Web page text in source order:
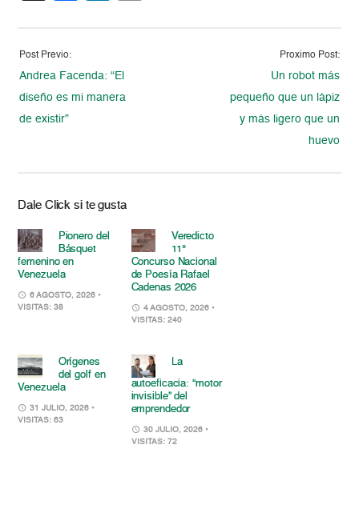
Post Previo:
Andrea Facenda: “El
diseño es mi manera
de existir”
Proximo Post:
Un robot más
pequeño que un lápiz
y más ligero que un
huevo
Dale Click si te gusta
Pionero del
Básquet
femenino en
Venezuela
6 AGOSTO, 2026 •
VISITAS: 38
Veredicto
11°
Concurso Nacional
de Poesía Rafael
Cadenas 2026
4 AGOSTO, 2026 •
VISITAS: 240
Orígenes
del golf en
Venezuela
31 JULIO, 2026 •
VISITAS: 63
La
autoeficacia: “motor
invisible” del
emprendedor
30 JULIO, 2026 •
VISITAS: 72